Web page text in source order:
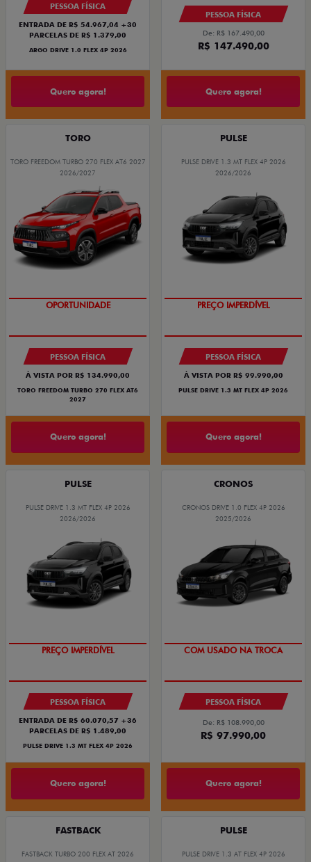
PESSOA FÍSICA
ENTRADA DE R$ 54.967,04 +30
PARCELAS DE R$ 1.379,00
ARGO DRIVE 1.0 FLEX 4P 2026
Quero agora!
PESSOA FÍSICA
De: R$ 167.490,00
R$ 147.490,00
Quero agora!
TORO
TORO FREEDOM TURBO 270 FLEX AT6 2027
2026/2027
PESSOA FÍSICA
À VISTA POR R$ 134.990,00
TORO FREEDOM TURBO 270 FLEX AT6
2027
Quero agora!
PULSE
PULSE DRIVE 1.3 MT FLEX 4P 2026
2026/2026
PESSOA FÍSICA
À VISTA POR R$ 99.990,00
PULSE DRIVE 1.3 MT FLEX 4P 2026
Quero agora!
PULSE
PULSE DRIVE 1.3 MT FLEX 4P 2026
2026/2026
PESSOA FÍSICA
ENTRADA DE R$ 60.070,57 +36
PARCELAS DE R$ 1.489,00
PULSE DRIVE 1.3 MT FLEX 4P 2026
Quero agora!
CRONOS
CRONOS DRIVE 1.0 FLEX 4P 2026
2025/2026
PESSOA FÍSICA
De: R$ 108.990,00
R$ 97.990,00
Quero agora!
FASTBACK
FASTBACK TURBO 200 FLEX AT 2026
PULSE
PULSE DRIVE 1.3 AT FLEX 4P 2026